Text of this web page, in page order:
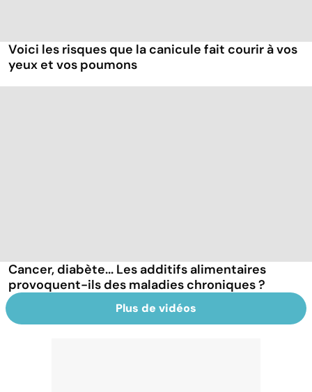
Voici les risques que la canicule fait courir à vos
yeux et vos poumons
Cancer, diabète... Les additifs alimentaires
provoquent-ils des maladies chroniques ?
Plus de vidéos